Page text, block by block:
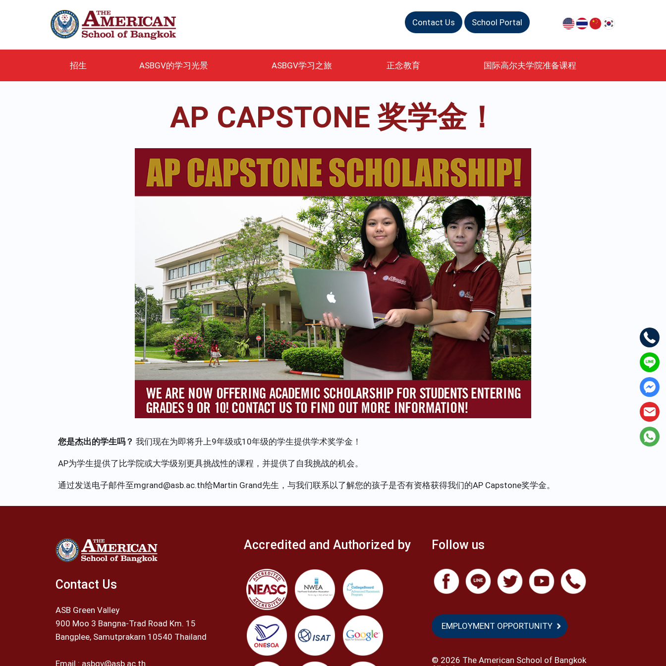
Contact Us School Portal
招生 ASBGV的学习光景 ASBGV学习之旅 正念教育 国际高尔夫学院准备课程
AP CAPSTONE 奖学金！
您是杰出的学生吗？ 我们现在为即将升上9年级或10年级的学生提供学术奖学金！
AP为学生提供了比学院或大学级别更具挑战性的课程，并提供了自我挑战的机会。
通过发送电子邮件至mgrand@asb.ac.th给Martin Grand先生，与我们联系以了解您的孩子是否有资格获得我们的AP Capstone奖学金。
Contact Us
ASB Green Valley
900 Moo 3 Bangna-Trad Road Km. 15
Bangplee, Samutprakarn 10540 Thailand
Email : asbgv@asb.ac.th
Accredited and Authorized by Follow us
EMPLOYMENT OPPORTUNITY
© 2026 The American School of Bangkok